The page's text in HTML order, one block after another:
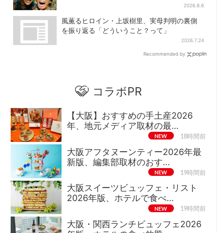
2026.8.6
風薫るヒロイン・上坂樹里、実母判明の裏側
を振り返る「どういうこと？って」
2026.7.24
Recommended by
コラボPR
【大阪】おすすめの手土産2026
年、地元メディア取材の最…
NEW 18時間前
大阪アフタヌーンティー2026年最
新版、編集部取材のおす…
NEW 19時間前
大阪スイーツビュッフェ・リスト
2026年版、ホテルで食べ…
NEW 19時間前
大阪・関西ランチビュッフェ2026